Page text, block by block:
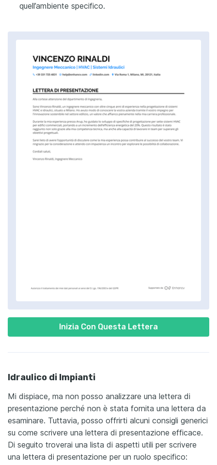
Inizia Con Questa Lettera
quell’ambiente specifico.
Idraulico di Impianti
Mi dispiace, ma non posso analizzare una lettera di
presentazione perché non è stata fornita una lettera da
esaminare. Tuttavia, posso offrirti alcuni consigli generici
su come scrivere una lettera di presentazione efficace.
Di seguito troverai una lista di aspetti utili per scrivere
una lettera di presentazione per un ruolo specifico: